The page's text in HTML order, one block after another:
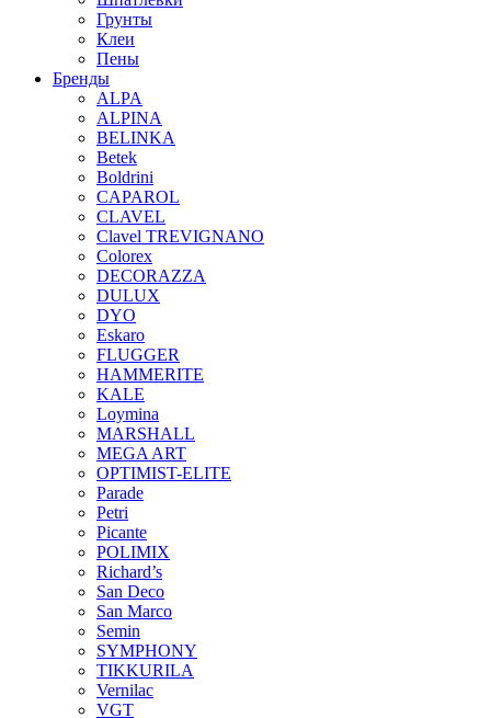
Грунты
Клеи
Пены
Бренды
ALPA
ALPINA
BELINKA
Betek
Boldrini
CAPAROL
CLAVEL
Clavel TREVIGNANO
Colorex
DECORAZZA
DULUX
DYO
Eskaro
FLUGGER
HAMMERITE
KALE
Loymina
MARSHALL
MEGA ART
OPTIMIST-ELITE
Parade
Petri
Picante
POLIMIX
Richard’s
San Deco
San Marco
Semin
SYMPHONY
TIKKURILA
Vernilac
VGT